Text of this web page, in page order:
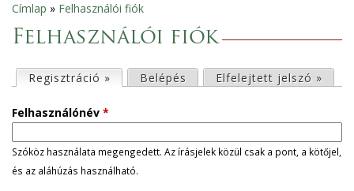
Jelenlegi
hely
Címlap » Felhasználói fiók
Felhasználói fiók
l
s
ő
Regisztráció » (aktív fül)
Belépés Elfelejtett jelszó »
Felhasználónév *
Szóköz használata megengedett. Az írásjelek közül csak a pont, a kötőjel,
és az aláhúzás használható.